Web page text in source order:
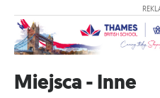
Miejsca - Inne